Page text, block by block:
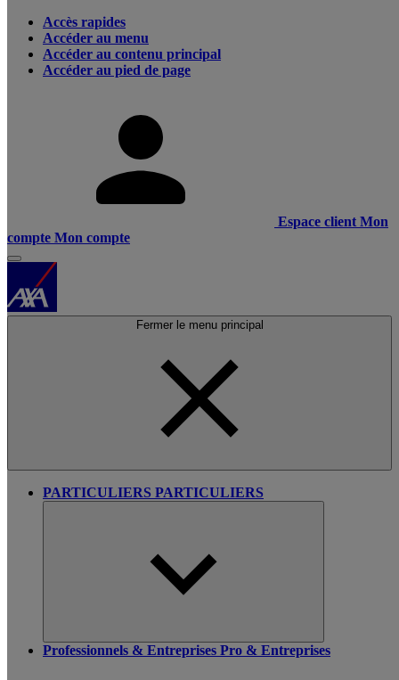
Accès rapides
Accéder au menu
Accéder au contenu principal
Accéder au pied de page
Espace client Mon
compte Mon compte
Fermer le menu principal
PARTICULIERS PARTICULIERS
Professionnels & Entreprises Pro & Entreprises